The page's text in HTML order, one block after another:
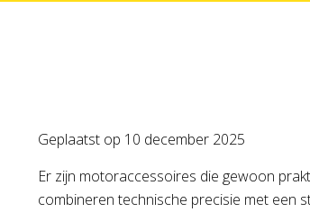
Geplaatst op 10 december 2025
Er zijn motoraccessoires die gewoon
combineren technische precisie met een